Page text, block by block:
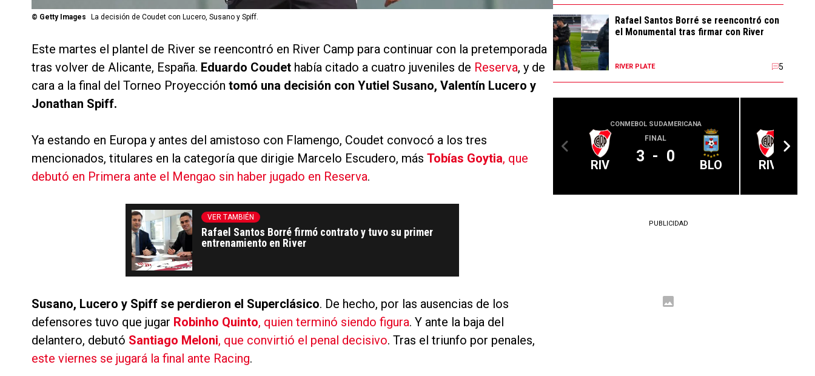
© Getty Images La decisión de Coudet con Lucero, Susano y Spiff.
Este martes el plantel de River se reencontró en River Camp para continuar con la pretemporada
tras volver de Alicante, España. Eduardo Coudet había citado a cuatro juveniles de Reserva, y de
cara a la final del Torneo Proyección tomó una decisión con Yutiel Susano, Valentín Lucero y
Jonathan Spiff.
Ya estando en Europa y antes del amistoso con Flamengo, Coudet convocó a los tres
mencionados, titulares en la categoría que dirigie Marcelo Escudero, más Tobías Goytia, que
debutó en Primera ante el Mengao sin haber jugado en Reserva.
VER TAMBIÉN
Rafael Santos Borré firmó contrato y tuvo su primer
entrenamiento en River
Susano, Lucero y Spiff se perdieron el Superclásico. De hecho, por las ausencias de los
defensores tuvo que jugar Robinho Quinto, quien terminó siendo figura. Y ante la baja del
delantero, debutó Santiago Meloni, que convirtió el penal decisivo. Tras el triunfo por penales,
este viernes se jugará la final ante Racing.
Rafael Santos Borré se reencontró con
el Monumental tras firmar con River
RIVER PLATE 5
CONMEBOL SUDAMERICANA
RIV
FINAL
3 - 0 BLO RIV
PUBLICIDAD